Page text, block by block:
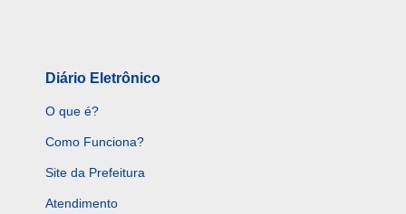
Diário Eletrônico
O que é?
Como Funciona?
Site da Prefeitura
Atendimento